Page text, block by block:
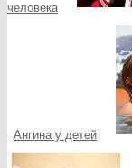
человека
Ангина у детей